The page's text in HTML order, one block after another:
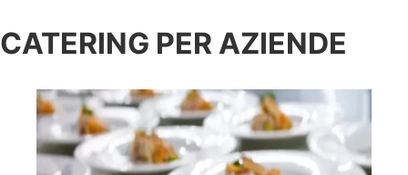
CATERING PER AZIENDE